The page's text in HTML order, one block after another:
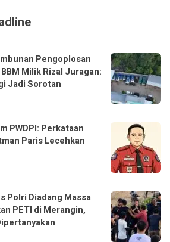
Pengoplosan
Milik Rizal Juragan:
Jadi Sorotan
PWDPI: Perkataan
Paris Lecehkan
Polri Diadang Massa
PETI di Merangin,